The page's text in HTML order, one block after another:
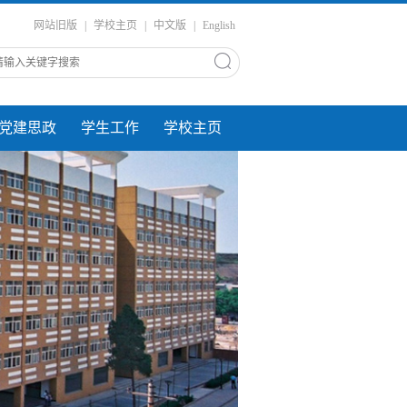
网站旧版 学校主页 中文版 English
建思政 学生工作 学校主页